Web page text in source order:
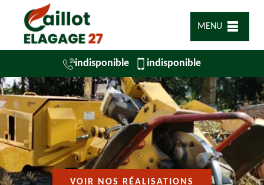
MENU
indisponible indisponible
VOIR NOS RÉALISATIONS